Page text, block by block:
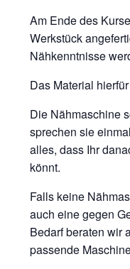
Am Ende des
Werkstück
Nähkenntnisse
Das Material
Die Nähmaschine
sprechen sie
alles, dass Ihr
könnt.
Falls keine
auch eine gegen
Bedarf beraten wir
passende